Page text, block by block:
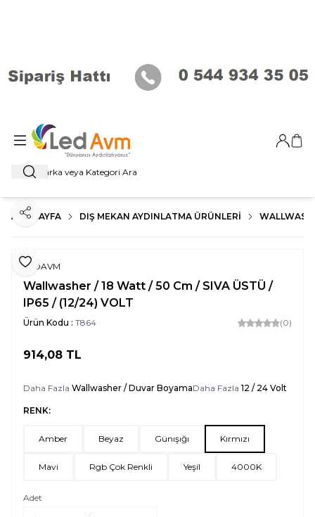
Ara
Giriş
ANA SAYFA DIŞ MEKAN AYDINLATMA ÜRÜNLERI
Favoriye Ekle
Paylaş
LEDAVM
Wallwasher / 18 Watt / 50 Cm / SIVA ÜSTÜ /
IP65 / (12/24) VOLT
Ürün Kodu : T864 (0)
914,08 TL
Daha Fazla Wallwasher / Duvar BoyamaDaha Fazla 12 / 24 Volt
RENK:
Amber Beyaz Günışığı Kırmızı
Mavi Rgb Çok Renkli Yeşil 4000K
Adet